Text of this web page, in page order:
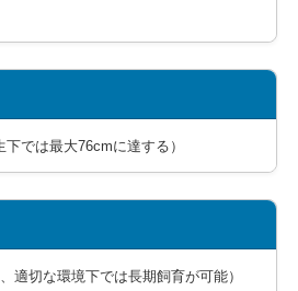
では最大76cmに達する）
適切な環境下では長期飼育が可能）